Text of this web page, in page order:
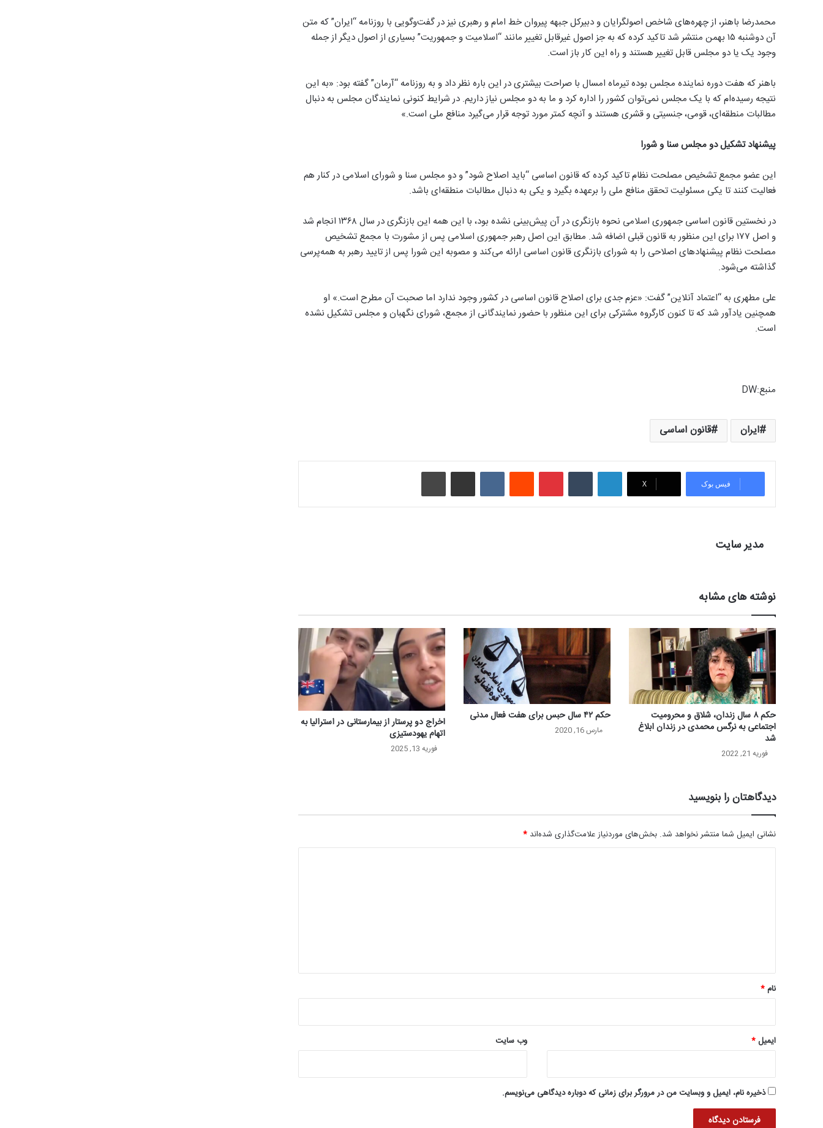
محمدرضا باهنر، از چهره‌های شاخص اصولگرایان و دبیرکل جبهه پیروان خط امام و رهبری نیز در گفت‌وگویی با روزنامه “ایران” که متن
آن دوشنبه ۱۵ بهمن منتشر شد تاکید کرده که به جز اصول غیرقابل تغییر مانند “اسلامیت و جمهوریت” بسیاری از اصول دیگر از جمله
وجود یک یا دو مجلس قابل تغییر هستند و راه این کار باز است.
باهنر که هفت دوره نماینده مجلس بوده تیرماه امسال با صراحت بیشتری در این باره نظر داد و به روزنامه “آرمان” گفته بود: «به این
نتیجه رسیده‌ام که با یک مجلس نمی‌توان کشور را اداره کرد و ما به دو مجلس نیاز داریم. در شرایط کنونی نمایندگان مجلس به دنبال
مطالبات منطقه‌ای، قومی، جنسیتی و قشری هستند و آنچه کمتر مورد توجه قرار می‌گیرد منافع ملی است.»
پیشنهاد تشکیل دو مجلس سنا و شورا
این عضو مجمع تشخیص مصلحت نظام تاکید کرده که قانون اساسی “باید اصلاح شود” و دو مجلس سنا و شورای اسلامی در کنار هم
فعالیت کنند تا یکی مسئولیت تحقق منافع ملی را برعهده بگیرد و یکی به دنبال مطالبات منطقه‌ای باشد.
در نخستین قانون اساسی جمهوری اسلامی نحوه بازنگری در آن پیش‌بینی نشده بود، با این همه این بازنگری در سال ۱۳۶۸ انجام شد
و اصل ۱۷۷ برای این منظور به قانون قبلی اضافه شد. مطابق این اصل رهبر جمهوری اسلامی پس از مشورت با مجمع تشخیص
مصلحت نظام پیشنهادهای اصلاحی را به شورای بازنگری قانون اساسی ارائه می‌کند و مصوبه این شورا پس از تایید رهبر به همه‌پرسی
گذاشته می‌شود.
علی مطهری به “اعتماد آنلاین” گفت: «عزم جدی برای اصلاح قانون اساسی در کشور وجود ندارد اما صحبت آن مطرح است.» او
همچنین یادآور شد که تا کنون کارگروه مشترکی برای این منظور با حضور نمایندگانی از مجمع، شورای نگهبان و مجلس تشکیل نشده
است.
منبع:‌DW
ایران قانون اساسی
فیس بوک X
لینکدین ‫پین‌ترست ‫رددیت اشتراک گذاری از طریق ایمیل
مدیر سایت
نوشته های مشابه
حکم ۸ سال زندان، شلاق و محرومیت
اجتماعی به نرگس محمدی در زندان ابلاغ
شد
فوریه 21, 2022
حکم ۴۲ سال حبس برای هفت فعال مدنی
مارس 16, 2020
اخراج دو پرستار از بیمارستانی در استرالیا به
اتهام یهودستیزی
فوریه 13, 2025
دیدگاهتان را بنویسید
نشانی ایمیل شما منتشر نخواهد شد. بخش‌های موردنیاز علامت‌گذاری شده‌اند *
نام*
ایمیل * وب‌ سایت
ذخیره نام، ایمیل و وبسایت من در مرورگر برای زمانی که دوباره دیدگاهی می‌نویسم.